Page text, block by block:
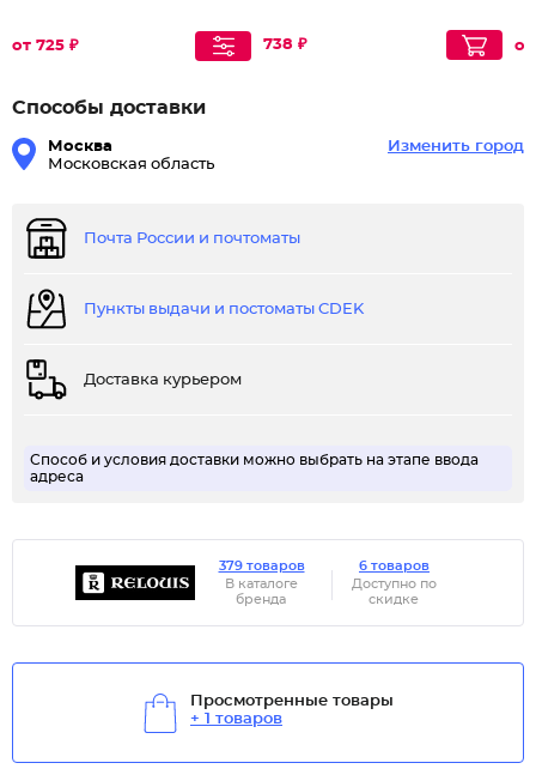
от 725 ₽ 738 ₽
Способы доставки
Москва
Московская область
Изменить город
Почта России и почтоматы
Пункты выдачи и постоматы CDEK
Доставка курьером
Способ и условия доставки можно выбрать на этапе ввода
адреса
379 товаров
В каталоге
бренда
6 товаров
Доступно по
скидке
Просмотренные товары
+ 1 товаров